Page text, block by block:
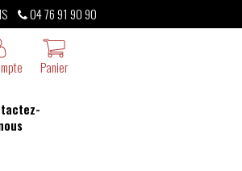
04 76 91 90 90
Panier